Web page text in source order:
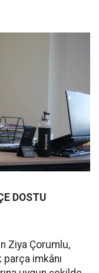
DOSTU
Ziya Çorumlu,
imkânı